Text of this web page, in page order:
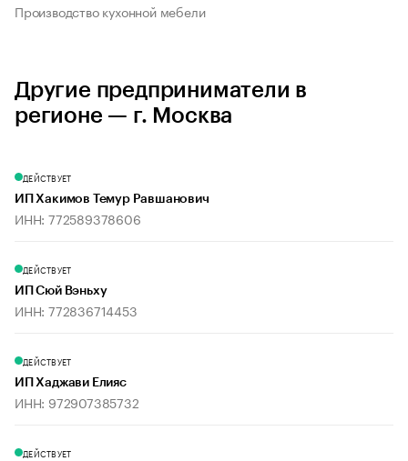
Производство кухонной мебели
Другие предприниматели в
регионе — г. Москва
ДЕЙСТВУЕТ
ИП Хакимов Темур Равшанович
ИНН: 772589378606
ДЕЙСТВУЕТ
ИП Сюй Вэньху
ИНН: 772836714453
ДЕЙСТВУЕТ
ИП Хаджави Елияс
ИНН: 972907385732
ДЕЙСТВУЕТ